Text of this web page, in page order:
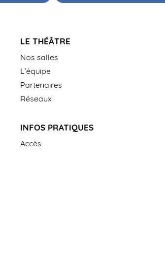
LE THÉÂTRE
Nos salles
L’équipe
Partenaires
Réseaux
INFOS PRATIQUES
Accès